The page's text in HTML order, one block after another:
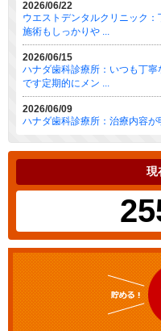
2026/06/22
ウエストデンタルクリニック：
施術もしっかりや ...
2026/06/15
ハナダ歯科診療所：いつも丁
です定期的にメン ...
2026/06/09
ハナダ歯科診療所：治療内容が
現